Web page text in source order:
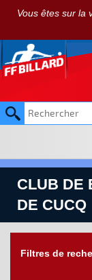
Vous êtes sur la
CLUB DE
DE CUCQ
Filtres de